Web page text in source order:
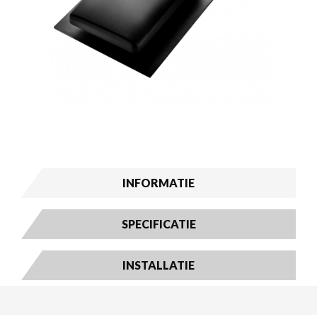
INFORMATIE
SPECIFICATIE
INSTALLATIE